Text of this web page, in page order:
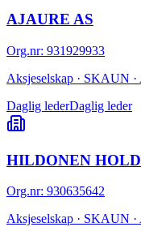
AJAURE AS
Org.nr: 931929933
Aksjeselskap · SKAUN
Daglig lederDaglig leder
HILDONEN
Org.nr: 930635642
Aksjeselskap · SKAUN